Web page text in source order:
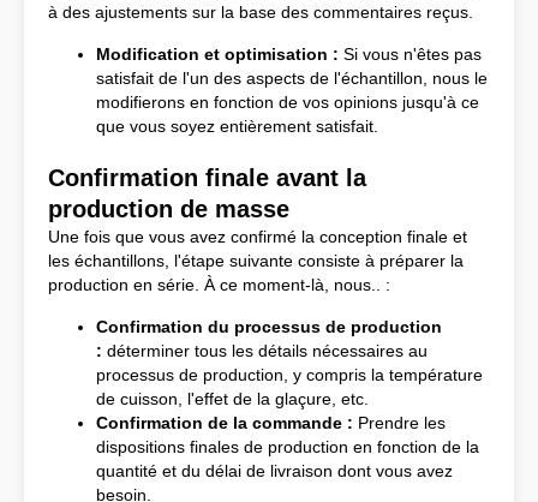
à des ajustements sur la base des commentaires reçus.
Modification et optimisation : Si vous n'êtes pas
satisfait de l'un des aspects de l'échantillon, nous le
modifierons en fonction de vos opinions jusqu'à ce
que vous soyez entièrement satisfait.
Confirmation finale avant la
production de masse
Une fois que vous avez confirmé la conception finale et
les échantillons, l'étape suivante consiste à préparer la
production en série. À ce moment-là, nous.. :
Confirmation du processus de production
: déterminer tous les détails nécessaires au
processus de production, y compris la température
de cuisson, l'effet de la glaçure, etc.
Confirmation de la commande : Prendre les
dispositions finales de production en fonction de la
quantité et du délai de livraison dont vous avez
besoin.